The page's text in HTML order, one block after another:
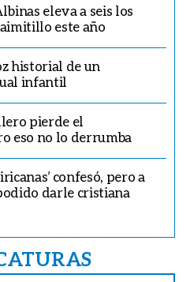
eleva a seis los
este año
historial de un
infantil
pierde el
eso no lo derrumba
confesó, pero a
darle cristiana